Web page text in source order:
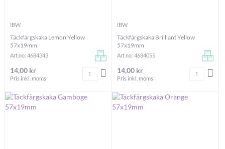
IBW
Täckfärgskaka Lemon Yellow
57x19mm
Art.no: 4684343
14,00 kr
Pris inkl. moms
Antal LÄGG I VARUKORGEN
IBW
Täckfärgskaka Brilliant Yellow
57x19mm
Art.no: 4684055
14,00 kr
Pris inkl. moms
Antal